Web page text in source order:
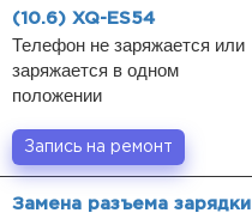
(10.6) XQ-ES54
Телефон не заряжается или
заряжается в одном
положении
Запись на ремонт
Замена разъема зарядки